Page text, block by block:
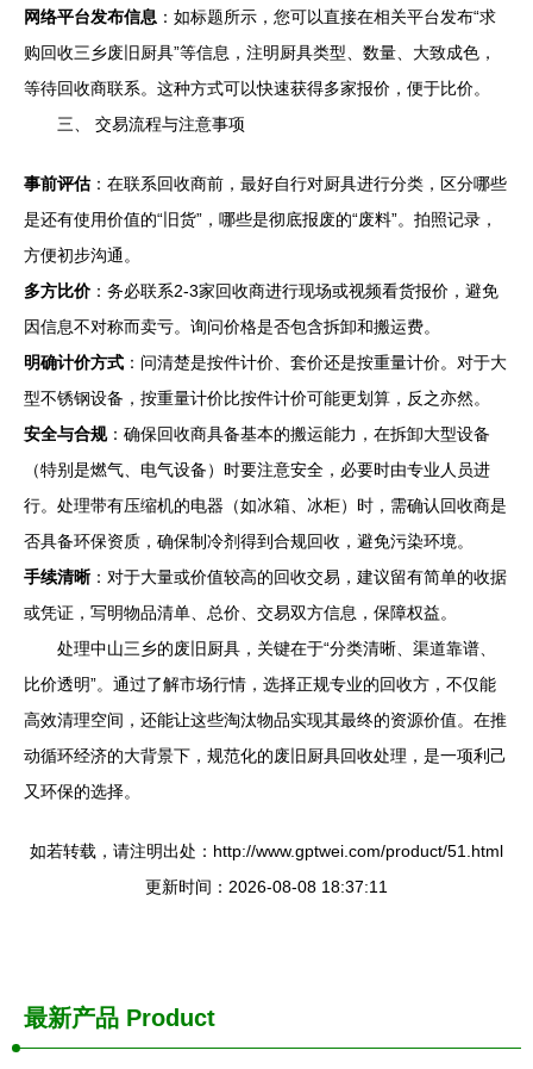
网络平台发布信息 ：如标题所示，您可以直接在相关平台发布“求
购回收三乡废旧厨具”等信息，注明厨具类型、数量、大致成色，
等待回收商联系。这种方式可以快速获得多家报价，便于比价。
三、 交易流程与注意事项
事前评估：在联系回收商前，最好自行对厨具进行分类，区分哪些
是还有使用价值的“旧货”，哪些是彻底报废的“废料”。拍照记录，
方便初步沟通。
多方比价：务必联系2-3家回收商进行现场或视频看货报价，避免
因信息不对称而卖亏。询问价格是否包含拆卸和搬运费。
明确计价方式 ：问清楚是按件计价、套价还是按重量计价。对于大
型不锈钢设备，按重量计价比按件计价可能更划算，反之亦然。
安全与合规：确保回收商具备基本的搬运能力，在拆卸大型设备
（特别是燃气、电气设备）时要注意安全，必要时由专业人员进
行。处理带有压缩机的电器（如冰箱、冰柜）时，需确认回收商是
否具备环保资质，确保制冷剂得到合规回收，避免污染环境。
手续清晰：对于大量或价值较高的回收交易，建议留有简单的收据
或凭证，写明物品清单、总价、交易双方信息，保障权益。
处理中山三乡的废旧厨具，关键在于“分类清晰、渠道靠谱、
比价透明”。通过了解市场行情，选择正规专业的回收方，不仅能
高效清理空间，还能让这些淘汰物品实现其最终的资源价值。在推
动循环经济的大背景下，规范化的废旧厨具回收处理，是一项利己
又环保的选择。
如若转载，请注明出处：http://www.gptwei.com/product/51.html
更新时间：2026-08-08 18:37:11
最新产品 Product